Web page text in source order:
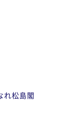
れ松島閣